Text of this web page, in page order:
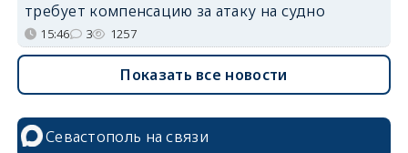
требует компенсацию за атаку на судно
15:46 3 1257
Показать все новости
Севастополь на связи